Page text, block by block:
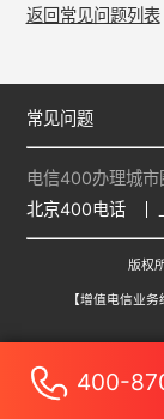
返回常见问题列表
常见问题
电信400办理城市
北京400电话
版权
【增值电信业
400-